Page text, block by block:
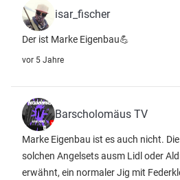
isar_fischer
Der ist Marke Eigenbau💪
vor 5 Jahre
Barscholomäus TV
Marke Eigenbau ist es auch nicht.
solchen Angelsets ausm Lidl oder
erwähnt, ein normaler Jig mit